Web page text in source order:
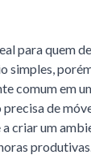
para quem
simples,
comum em
de
a criar um